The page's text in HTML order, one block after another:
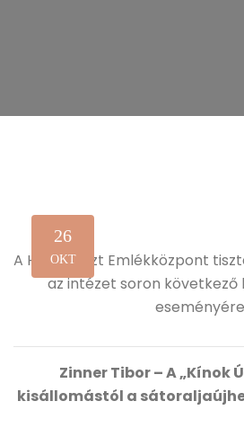
26
OKT
A Holokauszt Emlékközpont
az intézet soron
Zinner Tibor – A „Kínok
kisállomástól a